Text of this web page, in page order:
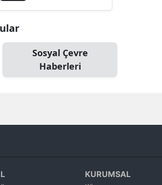
Bitlis
Denizli
Diyarbakır
Sosyal Çevre
Haberleri
KURUMSAL